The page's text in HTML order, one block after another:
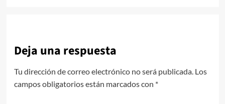
Deja una respuesta
Tu dirección de correo electrónico no será publicada. Los
campos obligatorios están marcados con *